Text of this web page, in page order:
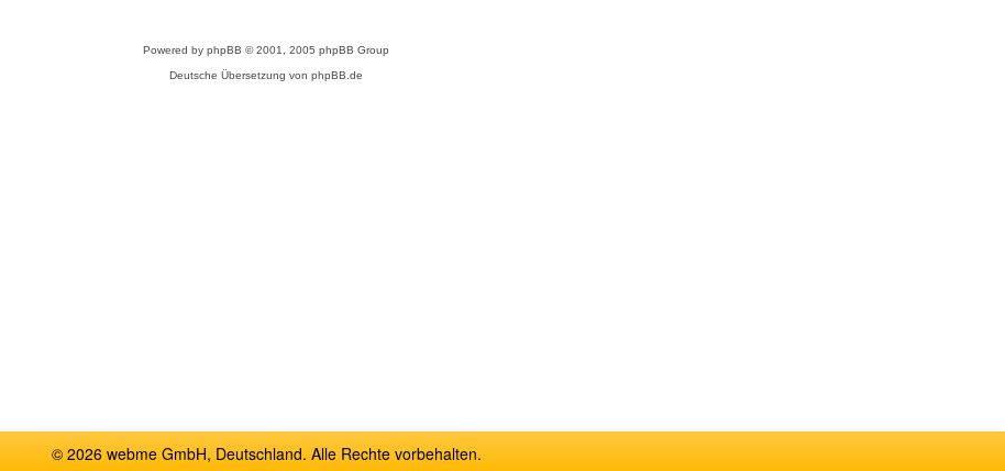
Powered by phpBB © 2001, 2005 phpBB Group
Deutsche Übersetzung von phpBB.de
© 2026 webme GmbH, Deutschland. Alle Rechte vorbehalten.